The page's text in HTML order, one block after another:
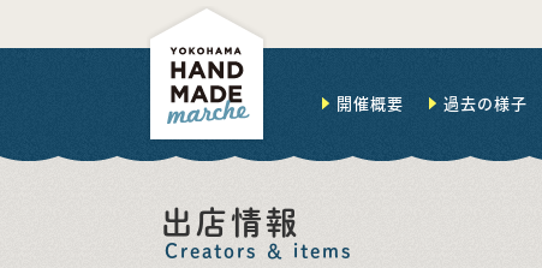
開催概要 過去の様子
出店情報
Creators ＆ items